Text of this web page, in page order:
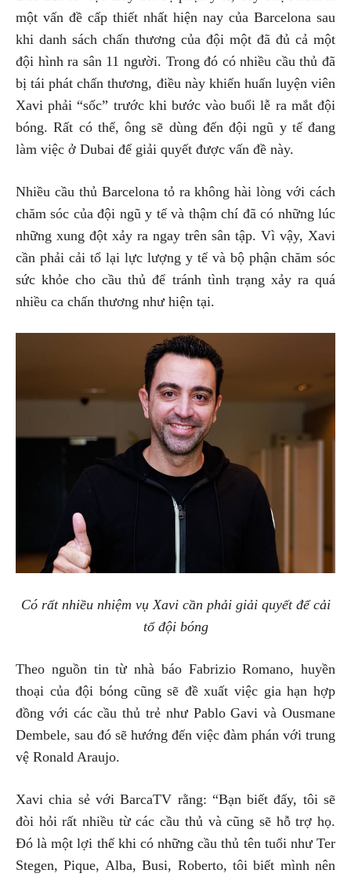
một vấn đề cấp thiết nhất hiện nay của Barcelona sau
khi danh sách chấn thương của đội một đã đủ cả một
đội hình ra sân 11 người. Trong đó có nhiều cầu thủ đã
bị tái phát chấn thương, điều này khiến huấn luyện viên
Xavi phải “sốc” trước khi bước vào buổi lễ ra mắt đội
bóng. Rất có thể, ông sẽ dùng đến đội ngũ y tế đang
làm việc ở Dubai để giải quyết được vấn đề này.
Nhiều cầu thủ Barcelona tỏ ra không hài lòng với cách
chăm sóc của đội ngũ y tế và thậm chí đã có những lúc
những xung đột xảy ra ngay trên sân tập. Vì vậy, Xavi
cần phải cải tổ lại lực lượng y tế và bộ phận chăm sóc
sức khỏe cho cầu thủ để tránh tình trạng xảy ra quá
nhiều ca chấn thương như hiện tại.
Có rất nhiều nhiệm vụ Xavi cần phải giải quyết để cải
tổ đội bóng
Theo nguồn tin từ nhà báo Fabrizio Romano, huyền
thoại của đội bóng cũng sẽ đề xuất việc gia hạn hợp
đồng với các cầu thủ trẻ như Pablo Gavi và Ousmane
Dembele, sau đó sẽ hướng đến việc đàm phán với trung
vệ Ronald Araujo.
Xavi chia sẻ với BarcaTV rằng: “Bạn biết đấy, tôi sẽ
đòi hỏi rất nhiều từ các cầu thủ và cũng sẽ hỗ trợ họ.
Đó là một lợi thế khi có những cầu thủ tên tuổi như Ter
Stegen, Pique, Alba, Busi, Roberto, tôi biết mình nên